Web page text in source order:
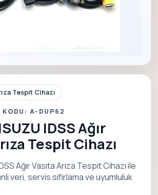
Tespit Cihazı
KODU: A-DUP62
IDSS Ağır
Tespit Cihazı
Ağır Vasıta Arıza Tespit Cihazı ile
veri, servis sifirlama ve uyumluluk